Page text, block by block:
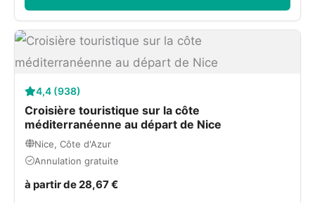
4,4 (938)
Croisière touristique sur la côte
méditerranéenne au départ de Nice
Nice, Côte d'Azur
Annulation gratuite
à partir de 28,67 €